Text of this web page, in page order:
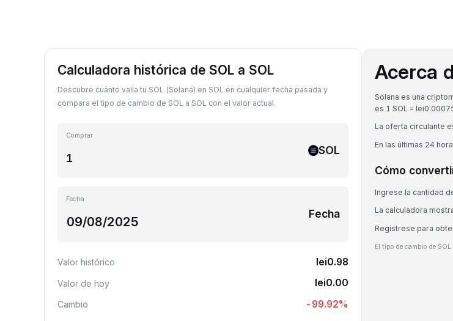
Calculadora histórica de SOL a SOL
Descubre cuánto valía tu SOL (Solana) en SOL en cualquier fecha pasada y
compara el tipo de cambio de SOL a SOL con el valor actual.
Comprar
SOL
Fecha
Fecha
Valor histórico lei0.98
Valor de hoy lei0.00
Cambio -99.92%
Acerca
Solana es una
es 1 SOL =
La oferta circulante
En las últimas 24
Cómo
Ingrese la cantidad
La calculadora
Regístrese para
El tipo de cambio de